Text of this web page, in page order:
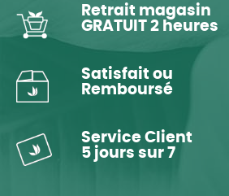
Retrait magasin
GRATUIT 2 heures
Satisfait ou
Remboursé
Service Client
5 jours sur 7